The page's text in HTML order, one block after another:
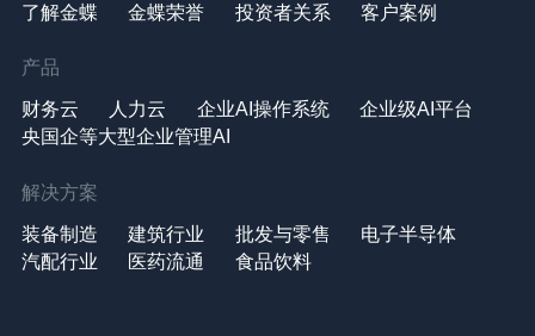
了解金蝶 金蝶荣誉 投资者关系 客户案例
产品
财务云 人力云 企业AI操作系统
企业级AI平台
央国企等大型企业管理AI
解决方案
装备制造 建筑行业 批发与零售
电子半导体
汽配行业
医药流通 食品饮料